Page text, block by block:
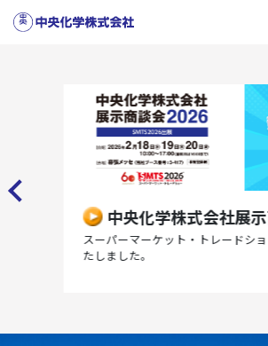
Previous
中央化学株式会社展示商
スーパーマーケット・トレードショー
たしました。